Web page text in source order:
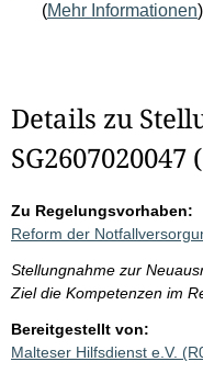
(Mehr Informationen)
Details zu
SG2607020047 (
Zu Regelungsvorhaben:
Reform der
Stellungnahme zur
Ziel die Kompetenzen im
Bereitgestellt von:
Malteser Hilfsdienst e.V.